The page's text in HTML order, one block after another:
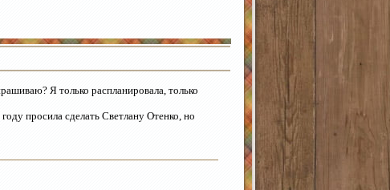
Я только распланировала, только
просила сделать Светлану Отенко, но